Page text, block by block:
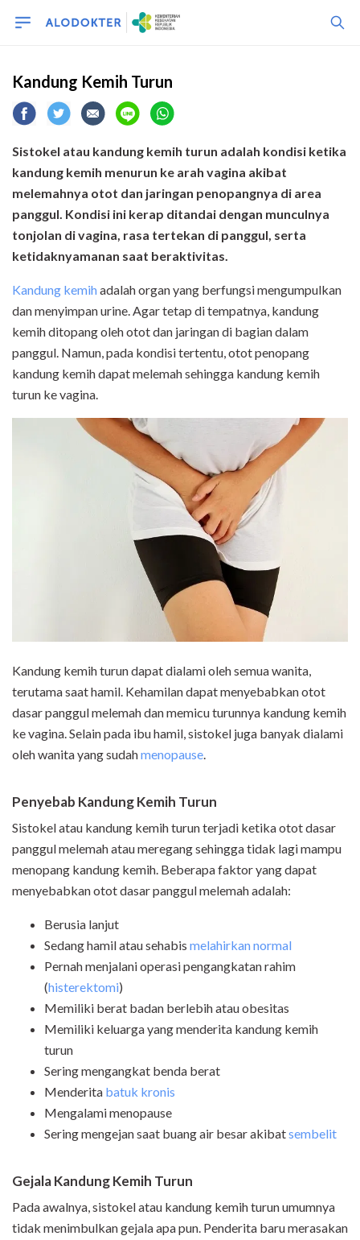
Kandung Kemih Turun
Sistokel atau kandung kemih turun adalah kondisi ketika
kandung kemih menurun ke arah vagina akibat
melemahnya otot dan jaringan penopangnya di area
panggul. Kondisi ini kerap ditandai dengan munculnya
tonjolan di vagina, rasa tertekan di panggul, serta
ketidaknyamanan saat beraktivitas.
Kandung kemihadalah organ yang berfungsi mengumpulkan
dan menyimpan urine. Agar tetap di tempatnya, kandung
kemih ditopang oleh otot dan jaringan di bagian dalam
panggul. Namun, pada kondisi tertentu, otot penopang
kandung kemih dapat melemah sehingga kandung kemih
turun ke vagina.
Kandung kemih turun dapat dialami oleh semua wanita,
terutama saat hamil. Kehamilan dapat menyebabkan otot
dasar panggul melemah dan memicu turunnya kandung kemih
ke vagina. Selain pada ibu hamil, sistokel juga banyak dialami
oleh wanita yang sudahmenopause.
Penyebab Kandung Kemih Turun
Sistokel atau kandung kemih turun terjadi ketika otot dasar
panggul melemah atau meregang sehingga tidak lagi mampu
menopang kandung kemih. Beberapa faktor yang dapat
menyebabkan otot dasar panggul melemah adalah:
Berusia lanjut
Sedang hamil atau sehabis melahirkan normal
Pernah menjalani operasi pengangkatan rahim
(histerektomi)
Memiliki berat badan berlebih atau obesitas
Memiliki keluarga yang menderita kandung kemih
turun
Sering mengangkat benda berat
Menderita batuk kronis
Mengalami menopause
Sering mengejan saat buang air besar akibatsembelit
Gejala Kandung Kemih Turun
Pada awalnya, sistokel atau kandung kemih turun umumnya
tidak menimbulkan gejala apa pun. Penderita baru merasakan